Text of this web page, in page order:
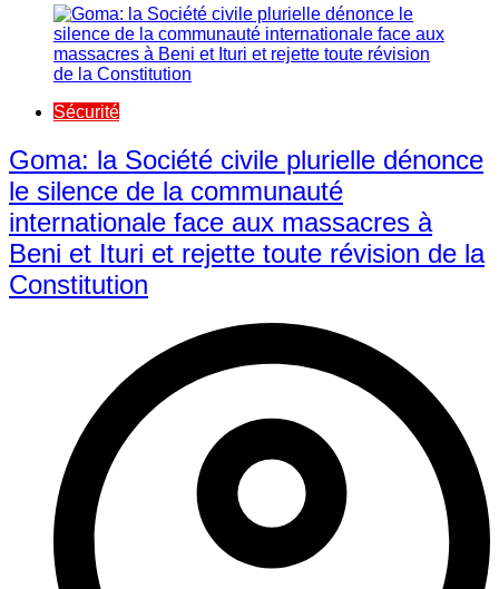
Sécurité
Goma: la Société civile plurielle dénonce
le silence de la communauté
internationale face aux massacres à
Beni et Ituri et rejette toute révision de la
Constitution